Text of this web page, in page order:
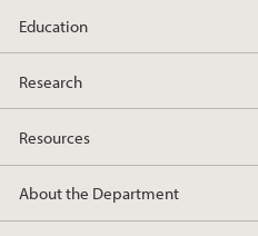
Education
Research
Resources
About the Department